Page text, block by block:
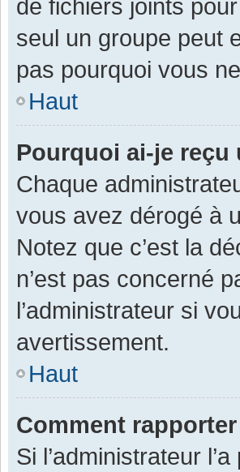
de fichiers joints
seul un groupe peut
pas pourquoi vous
Haut
Pourquoi ai-je
Chaque
vous avez dérogé à
Notez que c’est la
n’est pas concerné
l’administrateur si
avertissement.
Haut
Comment
Si l’administrateur